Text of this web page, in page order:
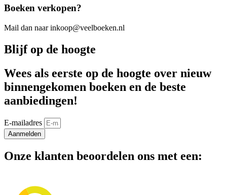
Boeken verkopen?
Mail dan naar inkoop@veelboeken.nl
Blijf op de hoogte
Wees als eerste op de hoogte over nieuw
binnengekomen boeken en de beste
aanbiedingen!
E-mailadres
Aanmelden
Onze klanten beoordelen ons met een: